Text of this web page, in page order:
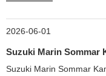
2026-06-01
Suzuki Marin Sommar
Suzuki Marin Sommar